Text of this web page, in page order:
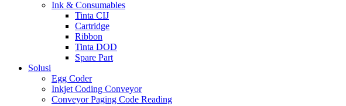
Ink & Consumables
Tinta CIJ
Cartridge
Ribbon
Tinta DOD
Spare Part
Solusi
Egg Coder
Inkjet Coding Conveyor
Conveyor Paging Code Reading